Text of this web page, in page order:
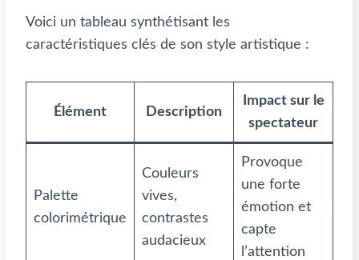
Voici un tableau synthétisant les
caractéristiques clés de son style artistique :
Élément Description
Impact sur le
spectateur
Palette
colorimétrique
Couleurs
vives,
contrastes
audacieux
Provoque
une forte
émotion et
capte
l’attention